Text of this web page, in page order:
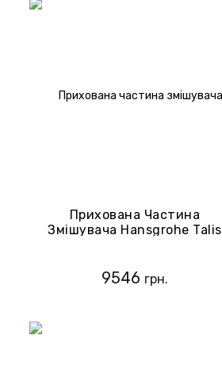
Прихована Частина
Змішувача Hansgrohe Talis
9546 грн.